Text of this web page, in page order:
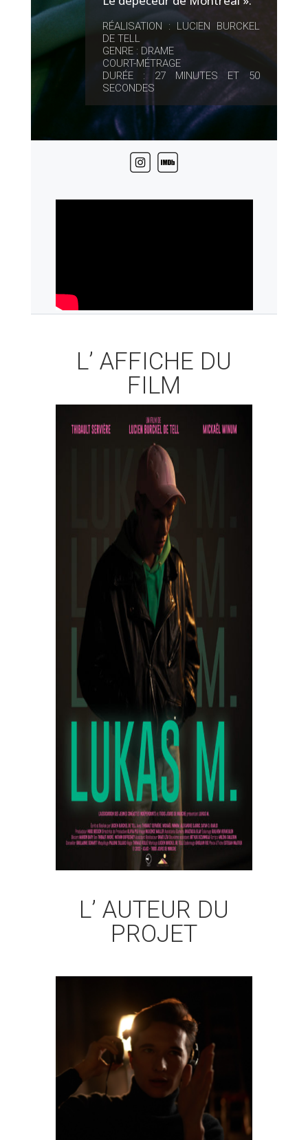
RÉALISATION : LUCIEN BURCKEL
DE TELL
GENRE : DRAME
COURT-MÉTRAGE
DURÉE : 27 MINUTES ET 50
SECONDES
L’ AFFICHE DU
FILM
L’ AUTEUR DU
PROJET